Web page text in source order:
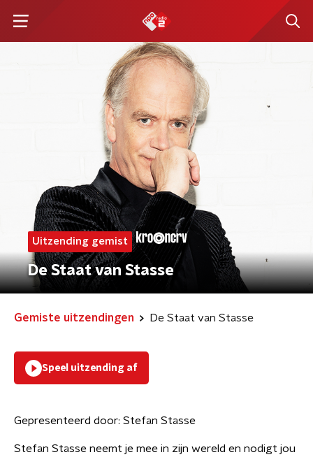
Uitzending gemist
De Staat van Stasse
Gemiste uitzendingen De Staat van Stasse
Speel uitzending af
Gepresenteerd door: Stefan Stasse
Stefan Stasse neemt je mee in zijn wereld en nodigt jou